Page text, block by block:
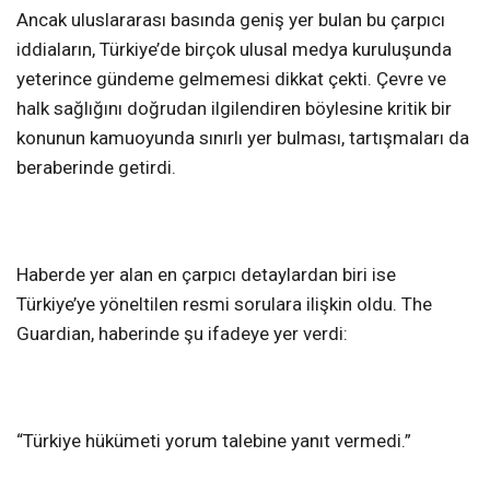
Ancak uluslararası basında geniş yer bulan bu çarpıcı
iddiaların, Türkiye’de birçok ulusal medya kuruluşunda
yeterince gündeme gelmemesi dikkat çekti. Çevre ve
halk sağlığını doğrudan ilgilendiren böylesine kritik bir
konunun kamuoyunda sınırlı yer bulması, tartışmaları da
beraberinde getirdi.
Haberde yer alan en çarpıcı detaylardan biri ise
Türkiye’ye yöneltilen resmi sorulara ilişkin oldu. The
Guardian, haberinde şu ifadeye yer verdi:
“Türkiye hükümeti yorum talebine yanıt vermedi.”